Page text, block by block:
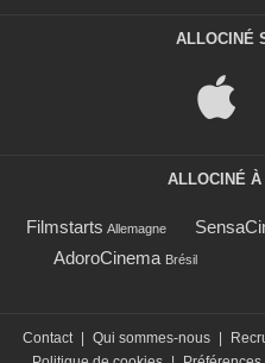
ALLOCINÉ
ALLOCINÉ
Filmstarts Allemagne
AdoroCinema Brésil
Contact | Qui sommes-nous |